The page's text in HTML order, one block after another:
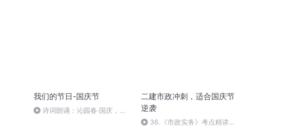
我们的节日-国庆节
诗词朗诵：沁园春·国庆，朗
二建市政冲刺，适合国庆节
逆袭
36.《市政实务》考点精讲第